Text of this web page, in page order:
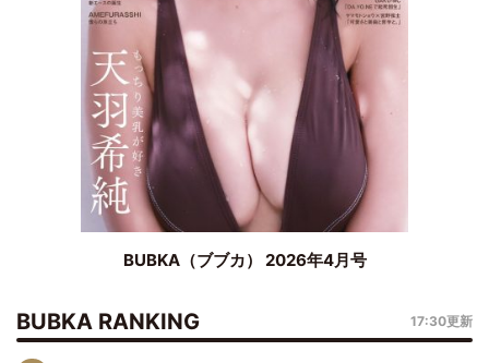
BUBKA（ブブカ） 2026年4月号
BUBKA RANKING 17:30更新